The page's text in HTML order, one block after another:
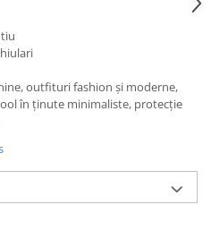
outfituri fashion și moderne,
în ținute minimaliste, protecție